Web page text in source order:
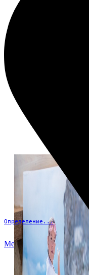
Определение...
Меню